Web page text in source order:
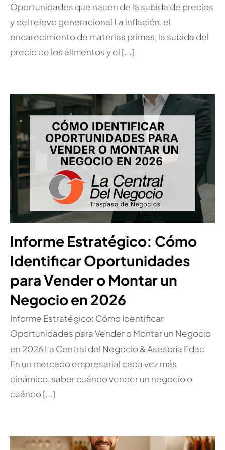
Oportunidades que nacen de la subida de precios
y del relevo generacional La inflación, el
encarecimiento de materias primas, la subida del
precio de los alimentos y el [...]
Informe Estratégico: Cómo
Identificar Oportunidades
para Vender o Montar un
Negocio en 2026
Informe Estratégico: Cómo Identificar
Oportunidades para Vender o Montar un Negocio
en 2026 La Central del Negocio & Asesoría Edac
En un mercado empresarial cada vez más
dinámico, saber cuándo vender un negocio o
cuándo [...]